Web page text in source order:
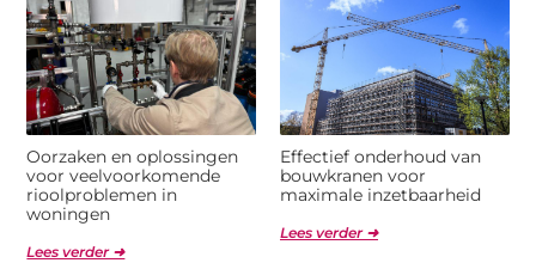
Oorzaken en oplossingen
voor veelvoorkomende
rioolproblemen in
woningen
Lees verder ➜
Effectief onderhoud van
bouwkranen voor
maximale inzetbaarheid
Lees verder ➜